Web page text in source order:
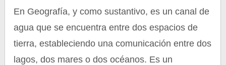
En Geografía, y como sustantivo, es un canal de
agua que se encuentra entre dos espacios de
tierra, estableciendo una comunicación entre dos
lagos, dos mares o dos océanos. Es un